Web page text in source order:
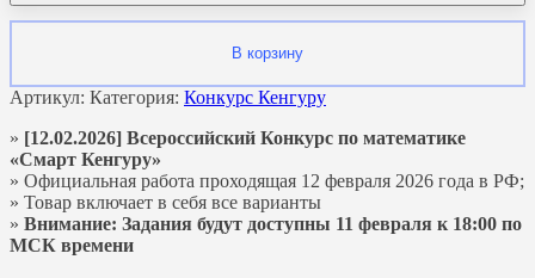
В корзину
Артикул: Категория: Конкурс Кенгуру
» [12.02.2026] Всероссийский Конкурс по математике
«Смарт Кенгуру»
» Официальная работа проходящая 12 февраля 2026 года в РФ;
» Товар включает в себя все варианты
» Внимание: Задания будут доступны 11 февраля к 18:00 по
МСК времени